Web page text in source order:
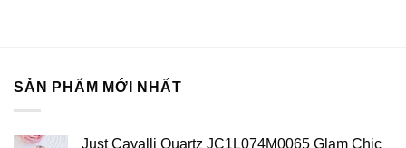
SẢN PHẨM MỚI NHẤT
Just Cavalli Quartz JC1L074M0065 Glam Chic